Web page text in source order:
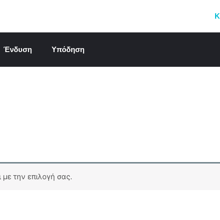
Ένδυση Υπόδηση
την επιλογή σας.